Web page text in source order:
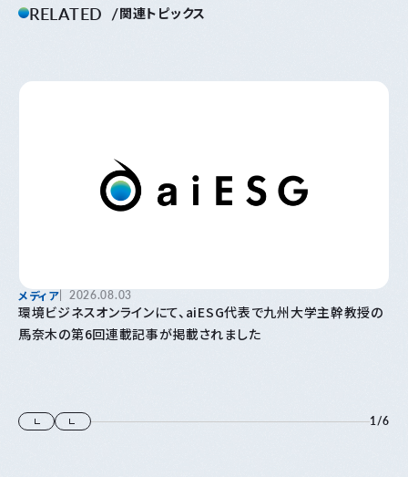
RELATED 関連トピックス
メディア 2026.08.03
環境ビジネスオンラインにて、aiESG代表で九州大学主幹教授の
馬奈木の第6回連載記事が掲載されました
1/6